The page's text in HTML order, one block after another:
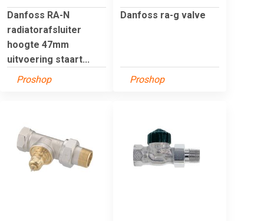
Danfoss RA-N
radiatorafsluiter
hoogte 47mm
uitvoering staart...
Proshop
Danfoss ra-g valve
Proshop